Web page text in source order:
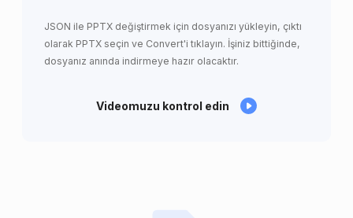
JSON ile PPTX değiştirmek için dosyanızı yükleyin, çıktı
olarak PPTX seçin ve Convert'i tıklayın. İşiniz bittiğinde,
dosyanız anında indirmeye hazır olacaktır.
Videomuzu kontrol edin